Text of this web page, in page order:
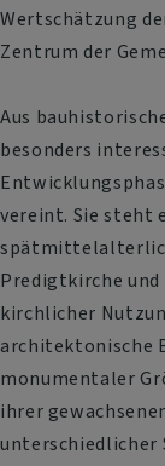
Wertschätzung
Zentrum der
Aus
besonders
vereint. Sie steht
Predigtkirche
kirchlicher
architektonische
monumentaler
ihrer
unterschiedlicher